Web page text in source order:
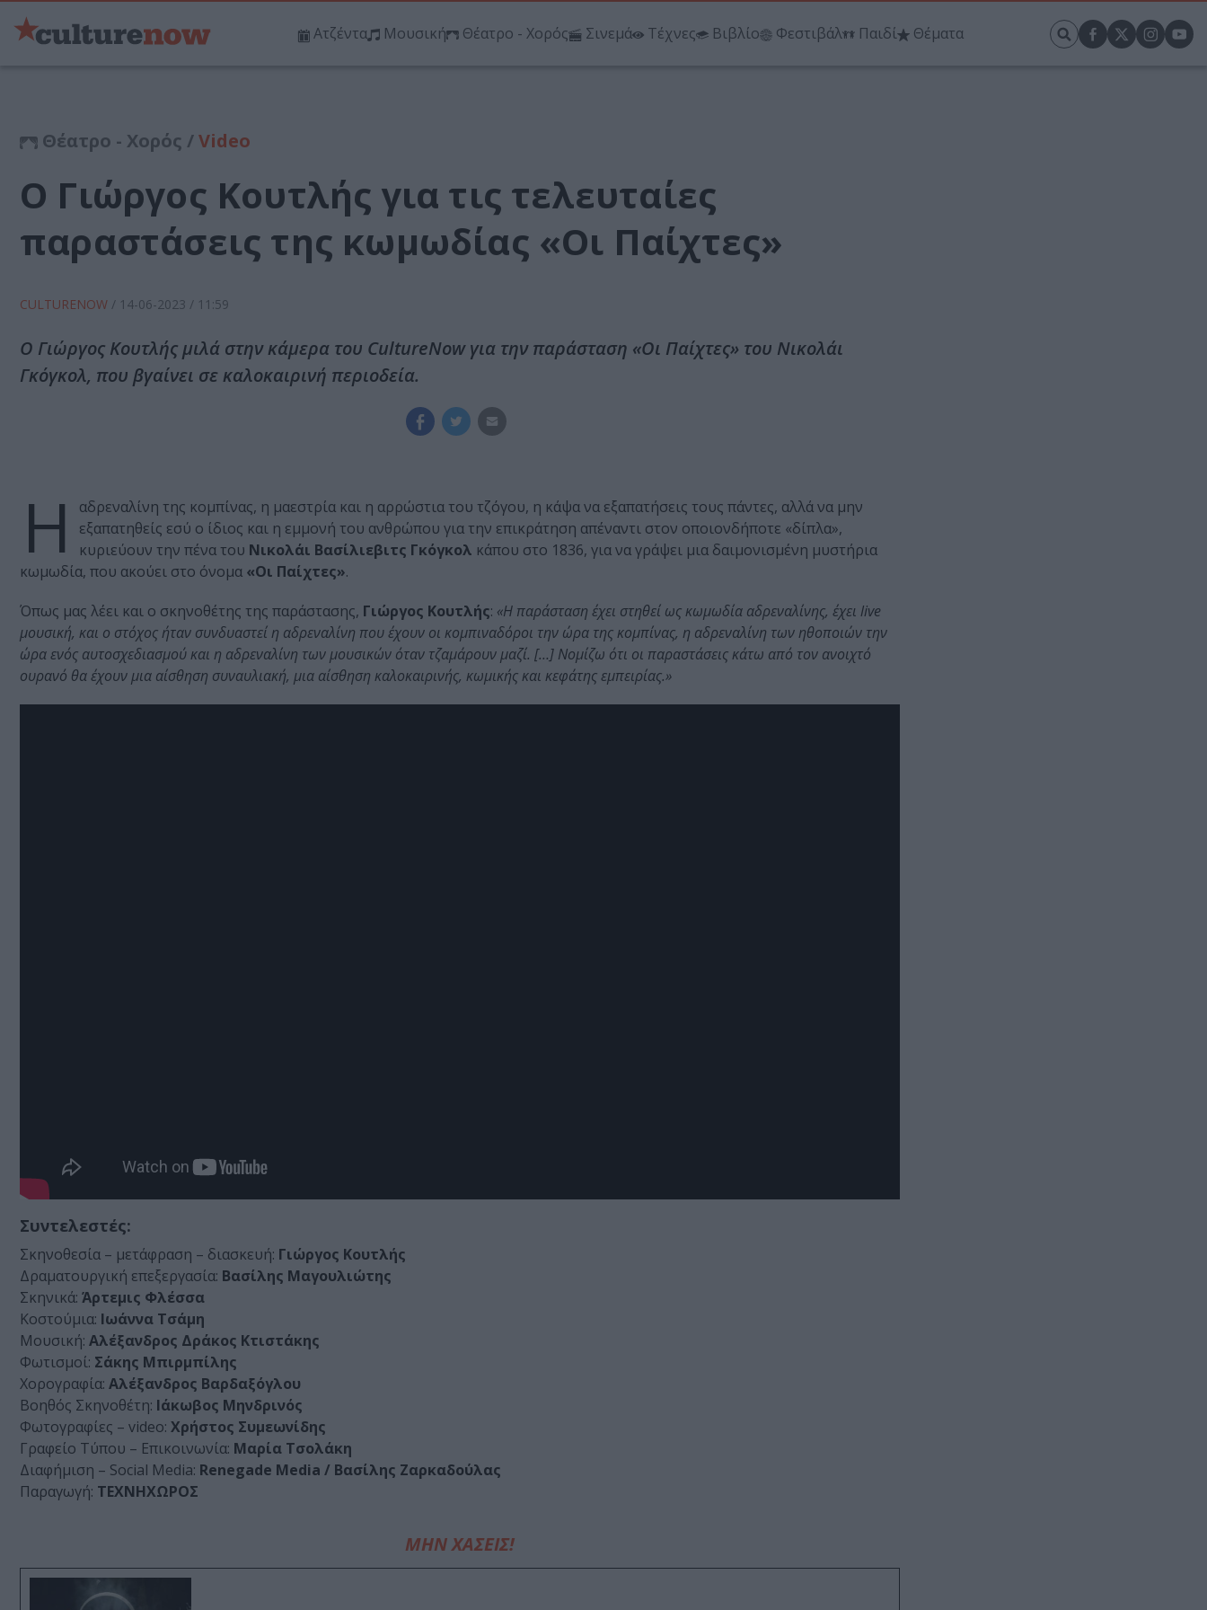
Ατζέντα Μουσική Θέατρο - Χορός Σινεμά Τέχνες Βιβλίο Φεστιβάλ Παιδί Θέματα
Θέατρο - Χορός /Video
Ο Γιώργος Κουτλής για τις τελευταίες
παραστάσεις της κωμωδίας «Οι Παίχτες»
CULTURENOW / 14-06-2023 / 11:59
Ο Γιώργος Κουτλής μιλά στην κάμερα του CultureNow για την παράσταση «Οι Παίχτες» του Νικολάι
Γκόγκολ, που βγαίνει σε καλοκαιρινή περιοδεία.
Η
αδρεναλίνη της κομπίνας, η μαεστρία και η αρρώστια του τζόγου, η κάψα να εξαπατήσεις τους πάντες, αλλά να μην
εξαπατηθείς εσύ ο ίδιος και η εμμονή του ανθρώπου για την επικράτηση απέναντι στον οποιονδήποτε «δίπλα»,
κυριεύουν την πένα του Νικολάι Βασίλιεβιτς Γκόγκολ κάπου στο 1836, για να γράψει μια δαιμονισμένη μυστήρια
κωμωδία, που ακούει στο όνομα «Οι Παίχτες».
Όπως μας λέει και ο σκηνοθέτης της παράστασης, Γιώργος Κουτλής: «Η παράσταση έχει στηθεί ως κωμωδία αδρεναλίνης, έχει live
μουσική, και ο στόχος ήταν συνδυαστεί η αδρεναλίνη που έχουν οι κομπιναδόροι την ώρα της κομπίνας, η αδρεναλίνη των ηθοποιών την
ώρα ενός αυτοσχεδιασμού και η αδρεναλίνη των μουσικών όταν τζαμάρουν μαζί. […] Νομίζω ότι οι παραστάσεις κάτω από τον ανοιχτό
ουρανό θα έχουν μια αίσθηση συναυλιακή, μια αίσθηση καλοκαιρινής, κωμικής και κεφάτης εμπειρίας.»
Συντελεστές:
Σκηνοθεσία – μετάφραση – διασκευή: Γιώργος Κουτλής
Δραματουργική επεξεργασία: Βασίλης Μαγουλιώτης
Σκηνικά: Άρτεμις Φλέσσα
Κοστούμια: Ιωάννα Τσάμη
Μουσική: Αλέξανδρος Δράκος Κτιστάκης
Φωτισμοί: Σάκης Μπιρμπίλης
Χορογραφία: Αλέξανδρος Βαρδαξόγλου
Βοηθός Σκηνοθέτη: Ιάκωβος Μηνδρινός
Φωτογραφίες – video: Χρήστος Συμεωνίδης
Γραφείο Τύπου – Επικοινωνία: Μαρία Τσολάκη
Διαφήμιση – Social Media: Renegade Media / Βασίλης Ζαρκαδούλας
Παραγωγή: ΤΕΧΝΗΧΩΡΟΣ
ΜΗΝ ΧΑΣΕΙΣ!